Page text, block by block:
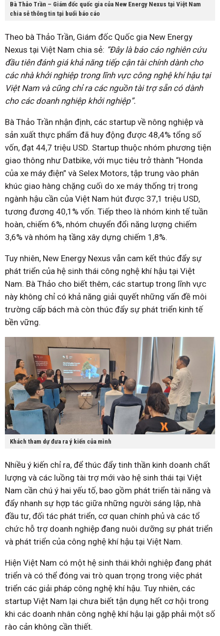
Bà Thảo Trần – Giám đốc quốc gia của New Energy Nexus tại Việt Nam
chia sẻ thông tin tại buổi báo cáo
Theo bà Thảo Trần, Giám đốc Quốc gia New Energy
Nexus tại Việt Nam chia sẻ: “Đây là báo cáo nghiên cứu
đầu tiên đánh giá khả năng tiếp cận tài chính dành cho
các nhà khởi nghiệp trong lĩnh vực công nghệ khí hậu tại
Việt Nam và cũng chỉ ra các nguồn tài trợ sẵn có dành
cho các doanh nghiệp khởi nghiệp”.
Bà Thảo Trần nhận định, các startup về nông nghiệp và
sản xuất thực phẩm đã huy động được 48,4% tổng số
vốn, đạt 44,7 triệu USD. Startup thuộc nhóm phương tiện
giao thông như Datbike, với mục tiêu trở thành “Honda
của xe máy điện” và Selex Motors, tập trung vào phân
khúc giao hàng chặng cuối do xe máy thống trị trong
ngành hậu cần của Việt Nam hút được 37,1 triệu USD,
tương đương 40,1% vốn. Tiếp theo là nhóm kinh tế tuần
hoàn, chiếm 6%, nhóm chuyển đổi năng lượng chiếm
3,6% và nhóm hạ tầng xây dựng chiếm 1,8%.
Tuy nhiên, New Energy Nexus vẫn cam kết thúc đẩy sự
phát triển của hệ sinh thái công nghệ khí hậu tại Việt
Nam. Bà Thảo cho biết thêm, các startup trong lĩnh vực
này không chỉ có khả năng giải quyết những vấn đề môi
trường cấp bách mà còn thúc đẩy sự phát triển kinh tế
bền vững.
Khách tham dự đưa ra ý kiến của mình
Nhiều ý kiến chỉ ra, để thúc đẩy tinh thần kinh doanh chất
lượng và các luồng tài trợ mới vào hệ sinh thái tại Việt
Nam cần chú ý hai yếu tố, bao gồm phát triển tài năng và
đẩy nhanh sự hợp tác giữa những người sáng lập, nhà
đầu tư, đối tác phát triển, cơ quan chính phủ và các tổ
chức hỗ trợ doanh nghiệp đang nuôi dưỡng sự phát triển
và phát triển của công nghệ khí hậu tại Việt Nam.
Hiện Việt Nam có một hệ sinh thái khởi nghiệp đang phát
triển và có thể đóng vai trò quan trọng trong việc phát
triển các giải pháp công nghệ khí hậu. Tuy nhiên, các
startup Việt Nam lại chưa biết tận dụng hết cơ hội trong
khi các doanh nhân công nghệ khí hậu lại gặp phải một số
rào cản không cần thiết.